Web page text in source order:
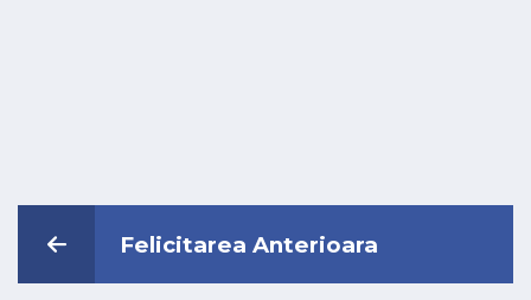
Felicitarea Anterioara